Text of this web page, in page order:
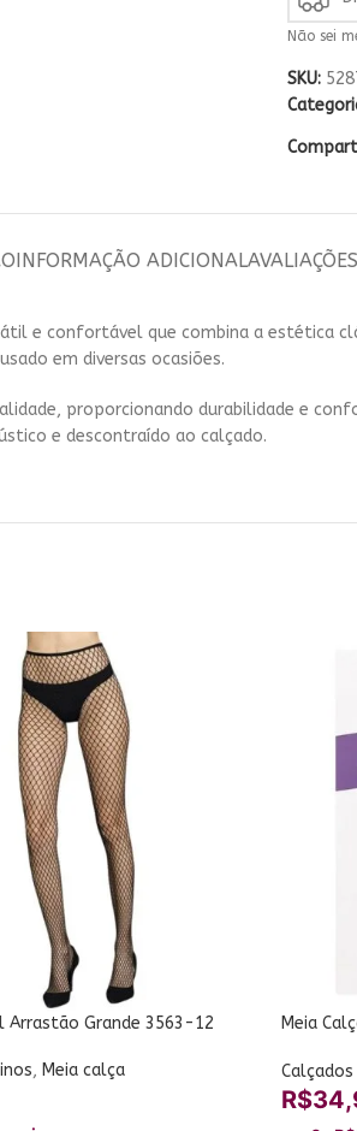
Não sei
SKU:
INFORMAÇÃO ADICIONAL
e confortável que combina a estética
em diversas ocasiões.
proporcionando durabilidade e
e descontraído ao calçado.
Arrastão Grande 3563-12
, Meia calça
Meia
Calçados
R$